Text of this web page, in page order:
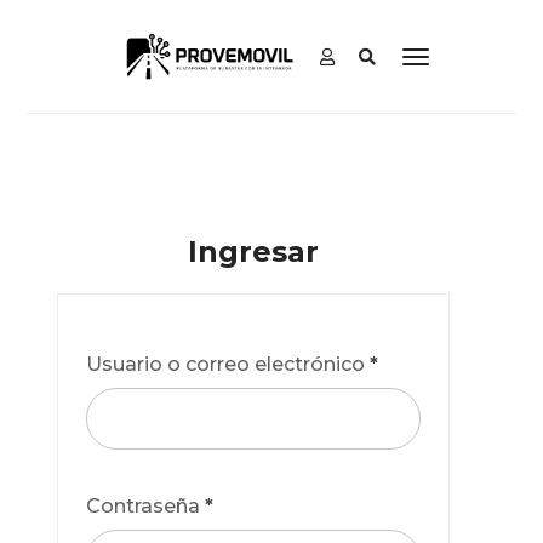
Ingresar
Usuario o correo electrónico*
Contraseña*